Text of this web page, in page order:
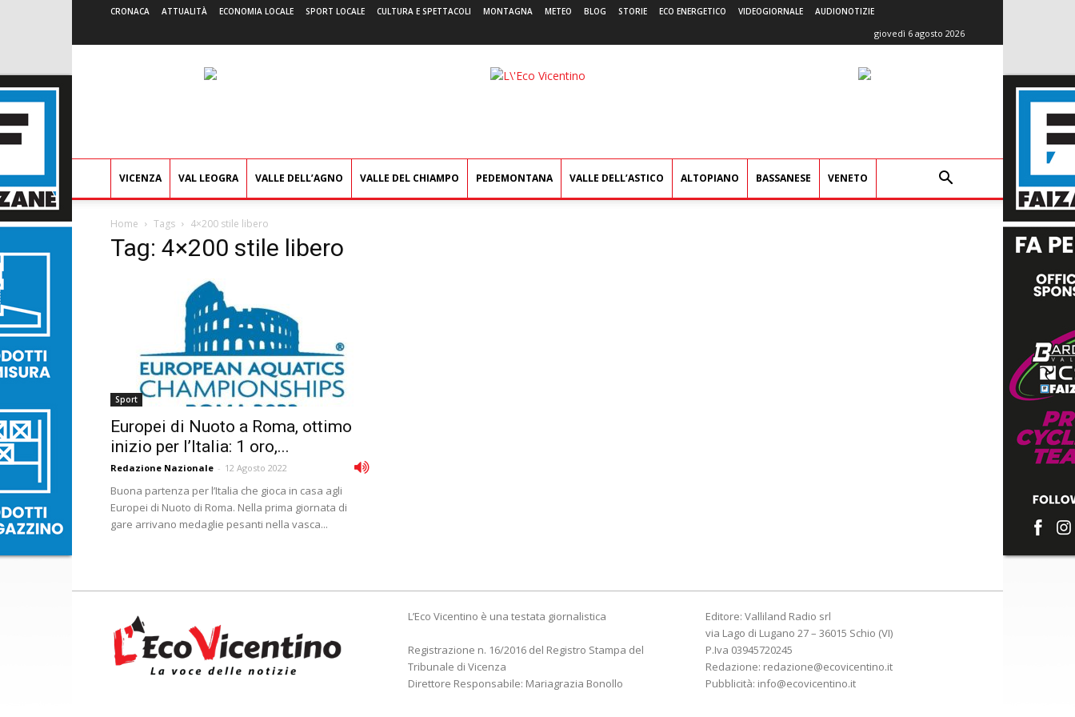
CRONACA ATTUALITÀ ECONOMIA LOCALE SPORT LOCALE CULTURA E SPETTACOLI MONTAGNA METEO BLOG STORIE ECO ENERGETICO VIDEOGIORNALE AUDIONOTIZIE
giovedì 6 agosto 2026
L'Eco
VICENZA VAL LEOGRA VALLE DELL’AGNO VALLE DEL CHIAMPO PEDEMONTANA VALLE DELL’ASTICO ALTOPIANO BASSANESE VENETO
Home Tags 4×200 stile libero
Tag: 4×200 stile libero
Sport
Europei di Nuoto a Roma, ottimo
inizio per l’Italia: 1 oro,...
Redazione Nazionale - 12 Agosto 2022
Buona partenza per l’Italia che gioca in casa agli
Europei di Nuoto di Roma. Nella prima giornata di
gare arrivano medaglie pesanti nella vasca...
L’Eco Vicentino è una testata giornalistica
Registrazione n. 16/2016 del Registro Stampa del
Tribunale di Vicenza
Direttore Responsabile: Mariagrazia Bonollo
Editore: Valliland Radio srl
via Lago di Lugano 27 – 36015 Schio (VI)
P.Iva 03945720245
Redazione: redazione@ecovicentino.it
Pubblicità: info@ecovicentino.it